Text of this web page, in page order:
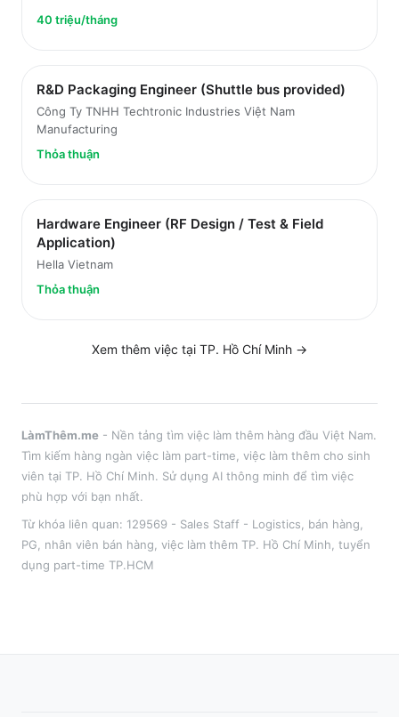
40 triệu/tháng
R&D Packaging Engineer (Shuttle bus provided)
Công Ty TNHH Techtronic Industries Việt Nam
Manufacturing
Thỏa thuận
Hardware Engineer (RF Design / Test & Field
Application)
Hella Vietnam
Thỏa thuận
Xem thêm việc tại TP. Hồ Chí Minh →
LàmThêm.me - Nền tảng tìm việc làm thêm hàng đầu Việt Nam.
Tìm kiếm hàng ngàn việc làm part-time, việc làm thêm cho sinh
viên tại TP. Hồ Chí Minh. Sử dụng AI thông minh để tìm việc
phù hợp với bạn nhất.
Từ khóa liên quan: 129569 - Sales Staff - Logistics
bán hàng,
PG, nhân viên bán hàng , việc làm thêm TP. Hồ Chí Minh , tuyển
dụng part-time TP.HCM